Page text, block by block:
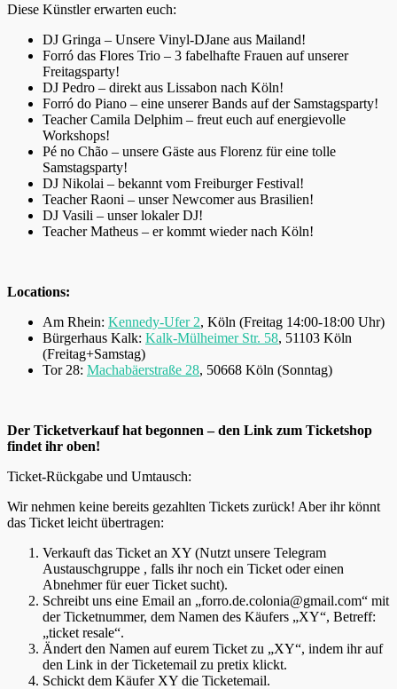
Diese Künstler erwarten euch:
DJ Gringa – Unsere Vinyl-DJane aus Mailand!
Forró das Flores Trio – 3 fabelhafte Frauen auf unserer
Freitagsparty!
DJ Pedro – direkt aus Lissabon nach Köln!
Forró do Piano – eine unserer Bands auf der Samstagsparty!
Teacher Camila Delphim – freut euch auf energievolle
Workshops!
Pé no Chão – unsere Gäste aus Florenz für eine tolle
Samstagsparty!
DJ Nikolai – bekannt vom Freiburger Festival!
Teacher Raoni – unser Newcomer aus Brasilien!
DJ Vasili – unser lokaler DJ!
Teacher Matheus – er kommt wieder nach Köln!
Locations:
Am Rhein: Kennedy-Ufer 2, Köln (Freitag 14:00-18:00 Uhr)
Bürgerhaus Kalk: Kalk-Mülheimer Str. 58, 51103 Köln
(Freitag+Samstag)
Tor 28: Machabäerstraße 28, 50668 Köln (Sonntag)
Der Ticketverkauf hat begonnen – den Link zum Ticketshop
findet ihr oben!
Ticket-Rückgabe und Umtausch:
Wir nehmen keine bereits gezahlten Tickets zurück! Aber ihr könnt
das Ticket leicht übertragen:
Verkauft das Ticket an XY (Nutzt unsere Telegram
Austauschgruppe , falls ihr noch ein Ticket oder einen
Abnehmer für euer Ticket sucht).
Schreibt uns eine Email an „forro.de.colonia@gmail.com“ mit
der Ticketnummer, dem Namen des Käufers „XY“, Betreff:
„ticket resale“.
Ändert den Namen auf eurem Ticket zu „XY“, indem ihr auf
den Link in der Ticketemail zu pretix klickt.
Schickt dem Käufer XY die Ticketemail.